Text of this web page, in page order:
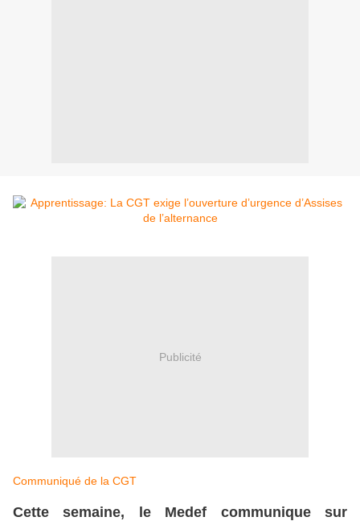
Publicité
Communiqué de la CGT
Cette semaine, le Medef communique sur